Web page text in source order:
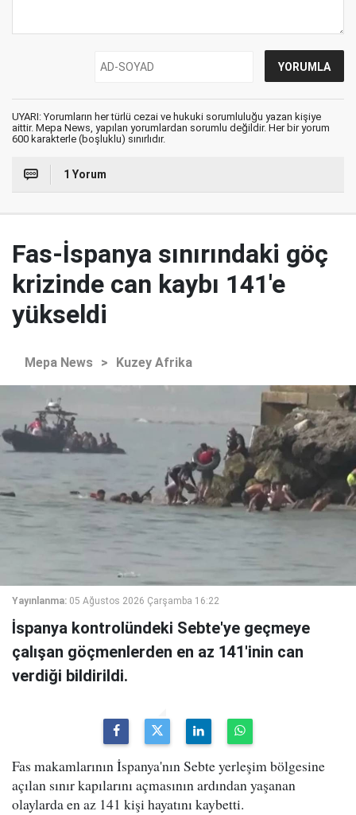
UYARI: Yorumların her türlü cezai ve hukuki sorumluluğu yazan kişiye
aittir. Mepa News, yapılan yorumlardan sorumlu değildir. Her bir yorum
600 karakterle (boşluklu) sınırlıdır.
1 Yorum
Fas-İspanya sınırındaki göç
krizinde can kaybı 141'e
yükseldi
Mepa News > Kuzey Afrika
Yayınlanma: 05 Ağustos 2026 Çarşamba 16:22
İspanya kontrolündeki Sebte'ye geçmeye
çalışan göçmenlerden en az 141'inin can
verdiği bildirildi.
Fas makamlarının İspanya'nın Sebte yerleşim bölgesine
açılan sınır kapılarını açmasının ardından yaşanan
olaylarda en az 141 kişi hayatını kaybetti.